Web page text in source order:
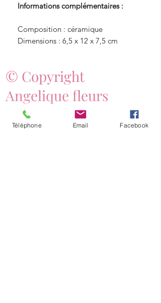
Informations complémentaires :
Composition : céramique
Dimensions : 6,5 x 12 x 7,5 cm
© Copyright
Angelique fleurs
Téléphone Email Facebook